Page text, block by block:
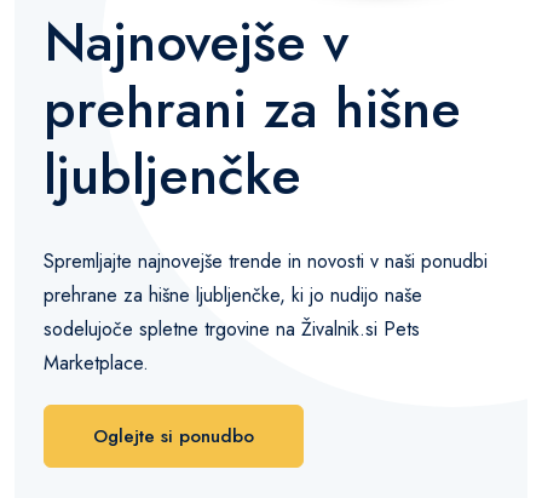
Najnovejše v
prehrani za hišne
ljubljenčke
Spremljajte najnovejše trende in novosti v naši ponudbi
prehrane za hišne ljubljenčke, ki jo nudijo naše
sodelujoče spletne trgovine na Živalnik.si Pets
Marketplace.
Oglejte si ponudbo